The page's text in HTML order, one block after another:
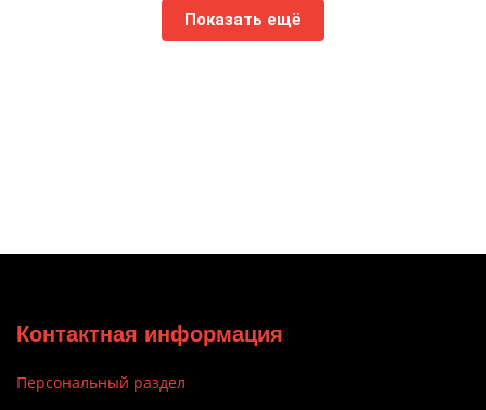
Показать ещё
Контактная информация
Персональный раздел